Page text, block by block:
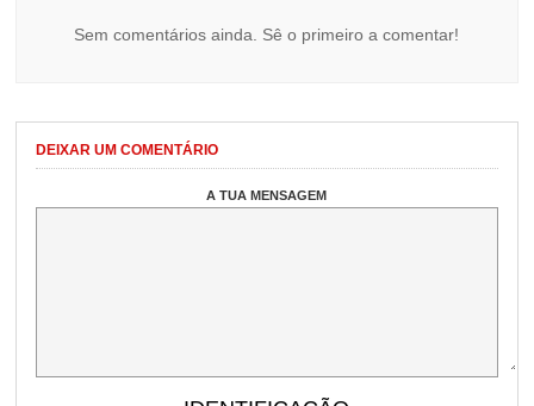
Sem comentários ainda. Sê o primeiro a comentar!
DEIXAR UM COMENTÁRIO
A TUA MENSAGEM